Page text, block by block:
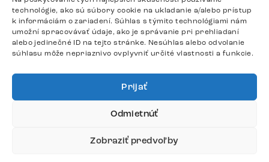
technológie, ako sú súbory cookie na ukladanie a/alebo prístup
k informáciám o zariadení. Súhlas s týmito technológiami nám
umožní spracovávať údaje, ako je správanie pri prehliadaní
alebo jedinečné ID na tejto stránke. Nesúhlas alebo odvolanie
súhlasu môže nepriaznivo ovplyvniť určité vlastnosti a funkcie.
Prijať
Odmietnúť
Zobraziť predvoľby
Odpovedáme do 24 hodín.
Google recenzie
4,8